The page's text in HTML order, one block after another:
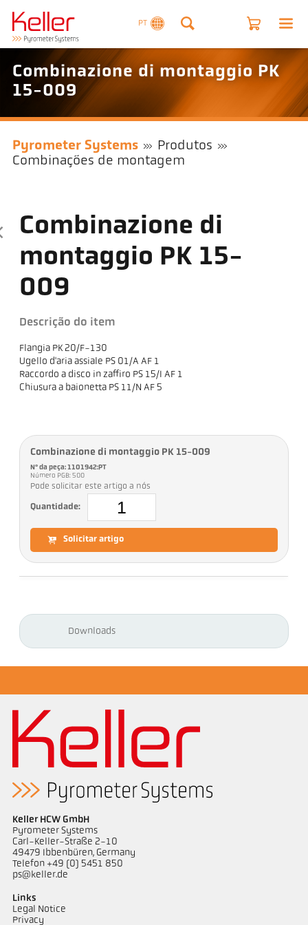
PT
Combinazione di montaggio PK
15-009
Pyrometer Systems
Produtos
Combinações de montagem
Combinazione di
montaggio PK 15-
009
Descrição do item
Flangia PK 20/F-130
Ugello d'aria assiale PS 01/A AF 1
Raccordo a disco in zaffiro PS 15/I AF 1
Chiusura a baionetta PS 11/N AF 5
Combinazione di montaggio PK 15-009
Nº da peça: 1101942:PT
Número PGB: 500
Pode solicitar este artigo a nós
Quantidade:
Solicitar artigo
Downloads
Keller HCW GmbH
Pyrometer Systems
Carl-Keller-Straße 2-10
49479 Ibbenbüren, Germany
Telefon +49 (0) 5451 850
ps@keller.de
Links
Legal Notice
Privacy